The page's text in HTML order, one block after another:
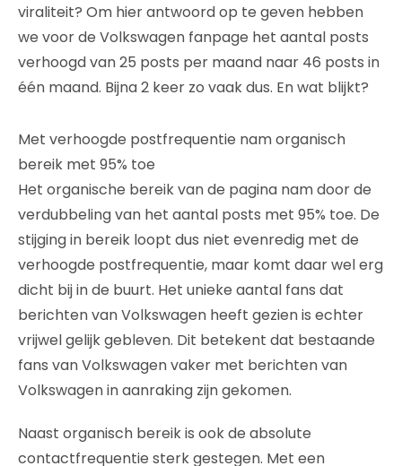
viraliteit? Om hier antwoord op te geven hebben
we voor de Volkswagen fanpage het aantal posts
verhoogd van 25 posts per maand naar 46 posts in
één maand. Bijna 2 keer zo vaak dus. En wat blijkt?
Met verhoogde postfrequentie nam organisch
bereik met 95% toe
Het organische bereik van de pagina nam door de
verdubbeling van het aantal posts met 95% toe. De
stijging in bereik loopt dus niet evenredig met de
verhoogde postfrequentie, maar komt daar wel erg
dicht bij in de buurt. Het unieke aantal fans dat
berichten van Volkswagen heeft gezien is echter
vrijwel gelijk gebleven. Dit betekent dat bestaande
fans van Volkswagen vaker met berichten van
Volkswagen in aanraking zijn gekomen.
Naast organisch bereik is ook de absolute
contactfrequentie sterk gestegen. Met een